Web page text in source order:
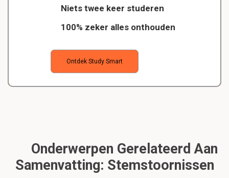
Niets twee keer studeren
100% zeker alles onthouden
Ontdek Study Smart
Onderwerpen Gerelateerd Aan
Samenvatting: Stemstoornissen